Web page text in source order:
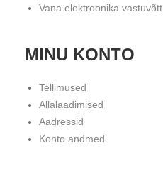
Vana elektroonika vastuvõtt
MINU KONTO
Tellimused
Allalaadimised
Aadressid
Konto andmed